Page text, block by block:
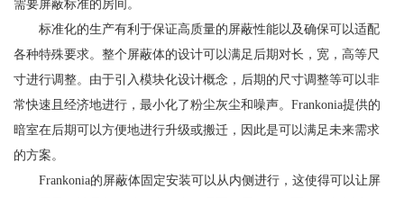
需要屏蔽标准的房间。
标准化的生产有利于保证高质量的屏蔽性能以及确保可以适配
各种特殊要求。整个屏蔽体的设计可以满足后期对长，宽，高等尺
寸进行调整。由于引入模块化设计概念，后期的尺寸调整等可以非
常快速且经济地进行，最小化了粉尘灰尘和噪声。Frankonia提供的
暗室在后期可以方便地进行升级或搬迁，因此是可以满足未来需求
的方案。
Frankonia的屏蔽体固定安装可以从内侧进行，这使得可以让屏